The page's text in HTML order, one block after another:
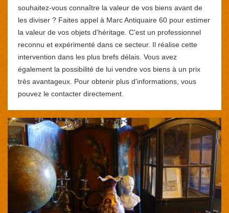
souhaitez-vous connaître la valeur de vos biens avant de
les diviser ? Faites appel à Marc Antiquaire 60 pour estimer
la valeur de vos objets d'héritage. C'est un professionnel
reconnu et expérimenté dans ce secteur. Il réalise cette
intervention dans les plus brefs délais. Vous avez
également la possibilité de lui vendre vos biens à un prix
très avantageux. Pour obtenir plus d'informations, vous
pouvez le contacter directement.